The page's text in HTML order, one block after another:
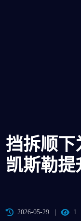
挡拆顺下
凯斯勒提
2026-05-29 1